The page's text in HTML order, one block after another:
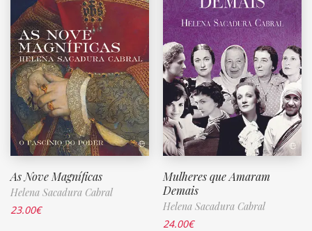
As Nove Magníficas
Helena Sacadura Cabral
23.00€
Mulheres que Amaram
Demais
Helena Sacadura Cabral
24.00€